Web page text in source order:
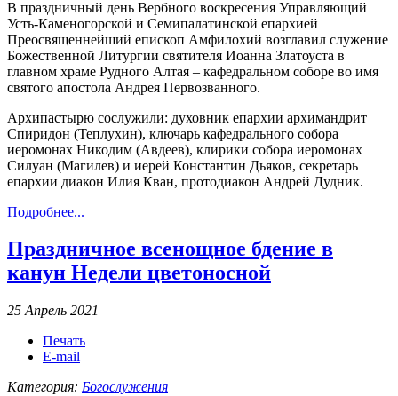
В праздничный день Вербного воскресения Управляющий
Усть-Каменогорской и Семипалатинской епархией
Преосвященнейший епископ Амфилохий возглавил служение
Божественной Литургии святителя Иоанна Златоуста в
главном храме Рудного Алтая – кафедральном соборе во имя
святого апостола Андрея Первозванного.
Архипастырю сослужили: духовник епархии архимандрит
Спиридон (Теплухин), ключарь кафедрального собора
иеромонах Никодим (Авдеев), клирики собора иеромонах
Силуан (Магилев) и иерей Константин Дьяков, секретарь
епархии диакон Илия Кван, протодиакон Андрей Дудник.
Подробнее...
Праздничное всенощное бдение в
канун Недели цветоносной
25 Апрель 2021
Печать
E-mail
Категория: Богослужения